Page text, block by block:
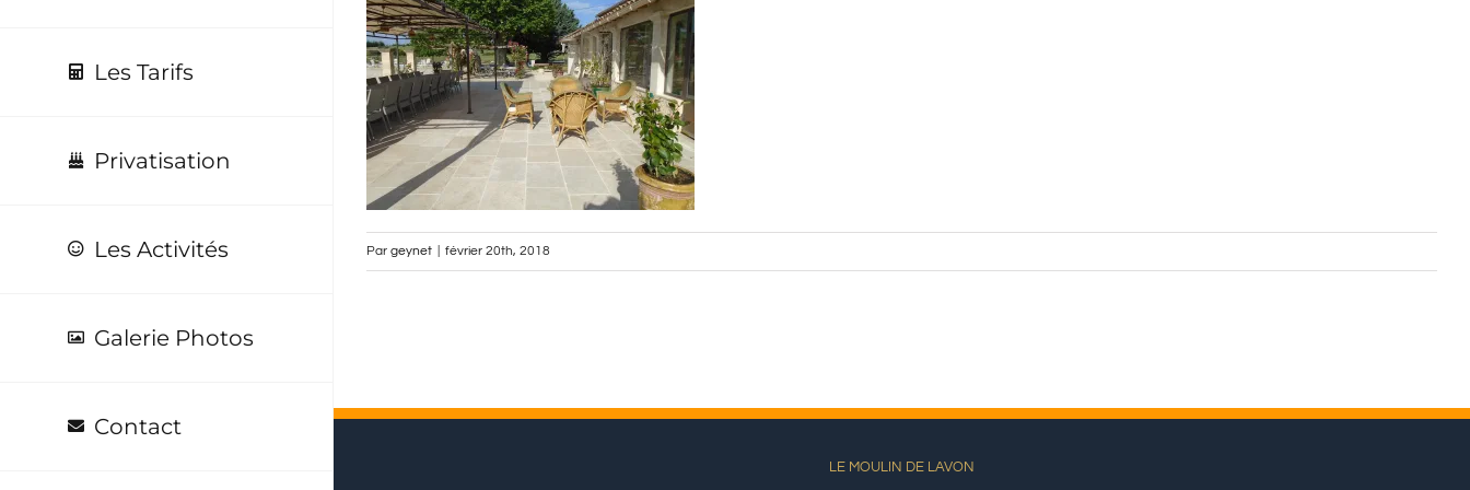
Les Tarifs
Privatisation
Les Activités
Galerie Photos
Contact
Par geynet février 20th, 2018
LE MOULIN DE LAVON